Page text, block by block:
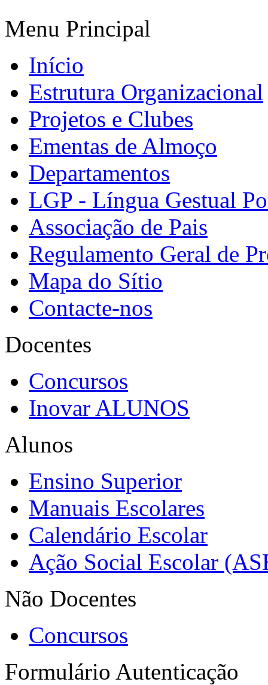
Menu Principal
Início
Estrutura Organizacional
Projetos e Clubes
Ementas de Almoço
Departamentos
LGP - Língua Gestual
Associação de Pais
Regulamento Geral de
Mapa do Sítio
Contacte-nos
Docentes
Concursos
Inovar ALUNOS
Alunos
Ensino Superior
Manuais Escolares
Calendário Escolar
Ação Social Escolar
Não Docentes
Concursos
Formulário Autenticação